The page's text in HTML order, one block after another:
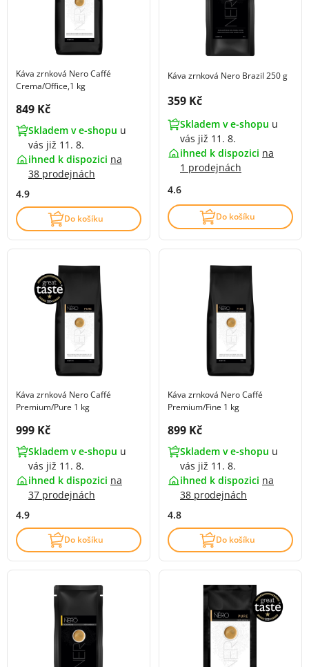
Káva zrnková Nero Caffé
Crema/Office,1 kg
Cena s DPH:
849 Kč
Skladem v e-shopu u
vás již 11. 8.
ihned k dispozici na
38 prodejnách
4.9
Do košíku
Káva zrnková Nero Brazil 250 g
Cena s DPH:
359 Kč
Skladem v e-shopu u
vás již 11. 8.
ihned k dispozici na
1 prodejnách
4.6
Do košíku
Káva zrnková Nero Caffé
Premium/Pure 1 kg
Cena s DPH:
999 Kč
Skladem v e-shopu u
vás již 11. 8.
ihned k dispozici na
37 prodejnách
4.9
Do košíku
Káva zrnková Nero Caffé
Premium/Fine 1 kg
Cena s DPH:
899 Kč
Skladem v e-shopu u
vás již 11. 8.
ihned k dispozici na
38 prodejnách
4.8
Do košíku